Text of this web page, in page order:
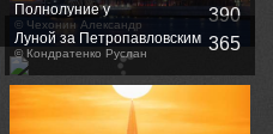
Полнолуние у
Петропавловской крепости
© Чехонин Александр 390
Луной за Петропавловским
Собором
© Кондратенко Руслан 365